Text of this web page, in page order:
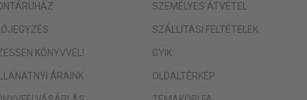
KÖNYVVEL!
ÁRAINK
SZEMÉLYES ÁTVÉTEL
SZÁLLÍTÁSI FELTÉTELEK
GYIK
OLDALTÉRKÉP